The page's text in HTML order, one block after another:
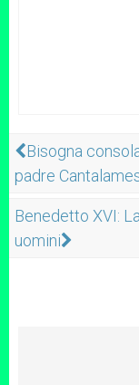
Bisogna
padre
Benedetto XVI:
uomini